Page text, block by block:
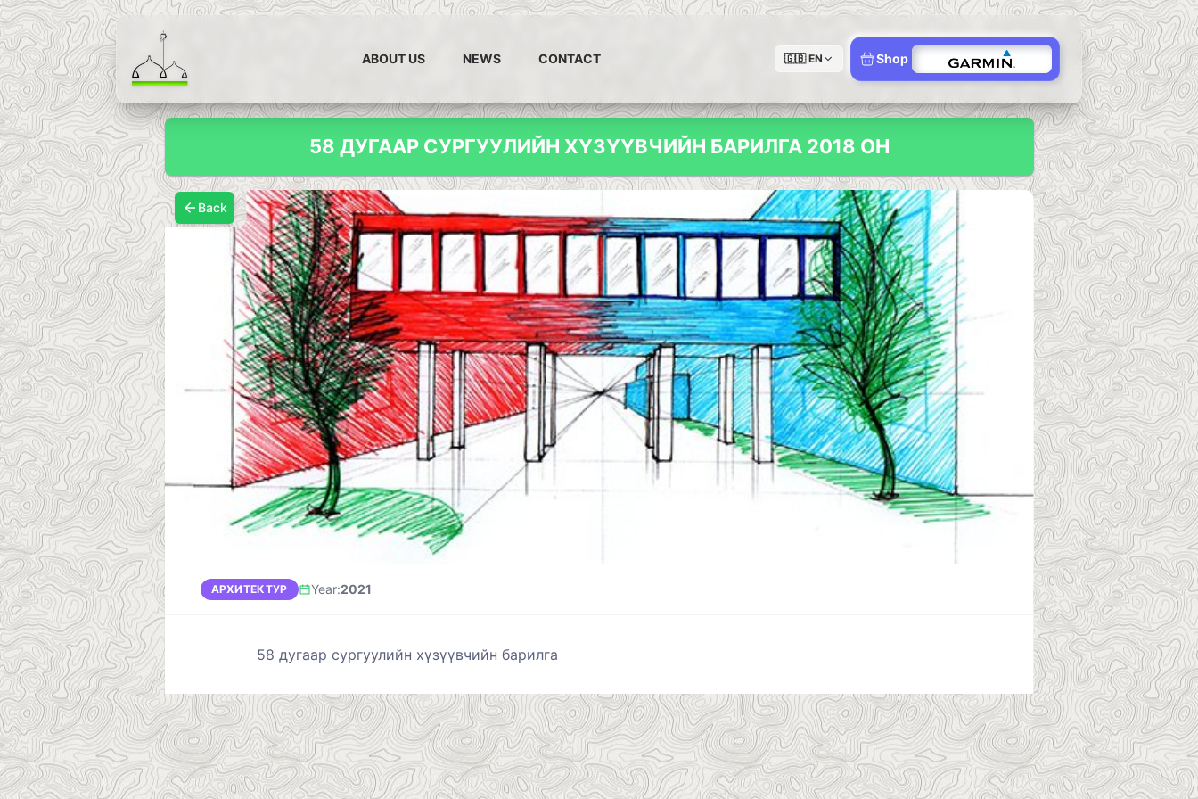
ABOUT US NEWS CONTACT 🇬🇧 EN Shop
58 ДУГААР СУРГУУЛИЙН ХҮЗҮҮВЧИЙН БАРИЛГА 2018 ОН
Back
АРХИТЕКТУР Year:2021
58 дугаар сургуулийн хүзүүвчийн барилга